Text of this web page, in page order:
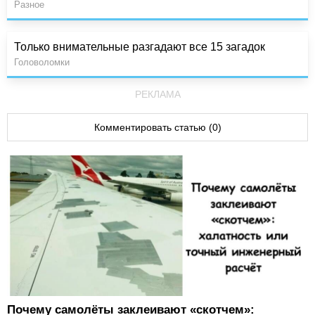
Разное
Только внимательные разгадают все 15 загадок
Головоломки
РЕКЛАМА
Комментировать статью (0)
Почему самолёты заклеивают «скотчем»: